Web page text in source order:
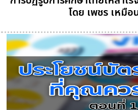
โดย เพชร เหมื